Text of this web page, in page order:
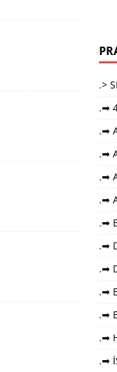
.>
.➡
.➡
.➡
.➡
.➡
.➡
.➡
.➡
.➡
.➡
.➡
.➡